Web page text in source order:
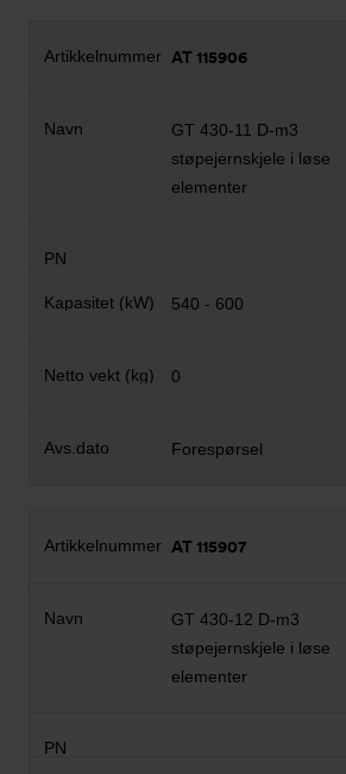
AT 115906
GT 430-11 D-m3
støpejernskjele i løse
elementer
540 - 600
0
Forespørsel
AT 115907
GT 430-12 D-m3
støpejernskjele i løse
elementer